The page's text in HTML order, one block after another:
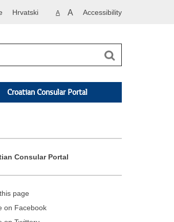
Hrvatski A A Accessibility
Croatian Consular Portal
Consular Portal
page
on Facebook